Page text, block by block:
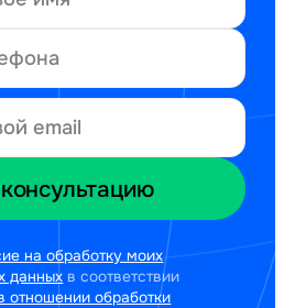
на обработку моих
данных в соответствии
отношении обработки